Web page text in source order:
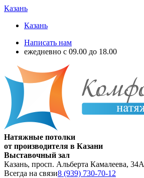
Казань
Казань
Написать нам
ежедневно с 09.00 до 18.00
Натяжные потолки
от производителя в Казани
Выставочный зал
Казань, просп. Альберта Камалеева, 34А
Всегда на связи8 (939) 730-70-12